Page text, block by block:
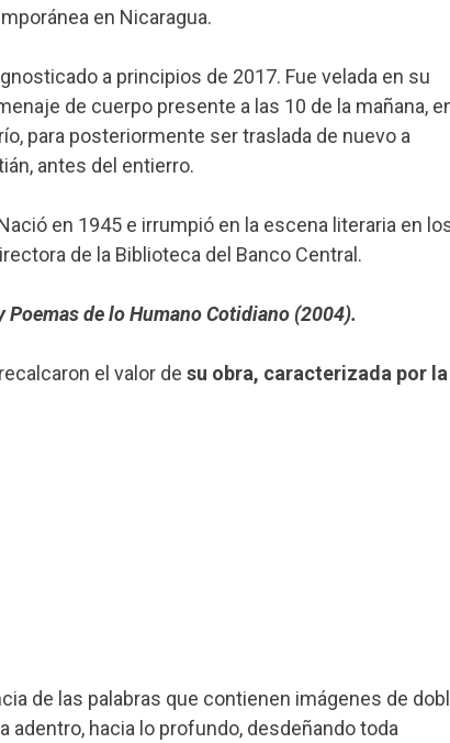
en Nicaragua.
a principios de 2017. Fue velada en su
de cuerpo presente a las 10 de la mañana,
para posteriormente ser traslada de nuevo a
antes del entierro.
en 1945 e irrumpió en la escena literaria en
de la Biblioteca del Banco Central.
de lo Humano Cotidiano (2004).
el valor de su obra, caracterizada por la
de las palabras que contienen imágenes de
hacia lo profundo, desdeñando toda